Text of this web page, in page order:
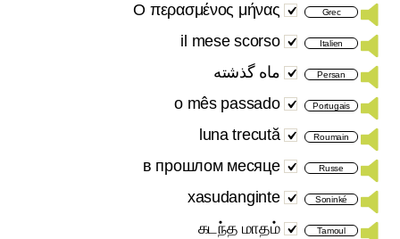
Grec
Ο περασμένος μήνας
Italien
il mese scorso
Persan ماه گذشته
Portugais
o mês passado
Roumain
luna trecută
Russe
в прошлом месяце
Soninké
xasudanginte
Tamoul
கடந்த மாதம்